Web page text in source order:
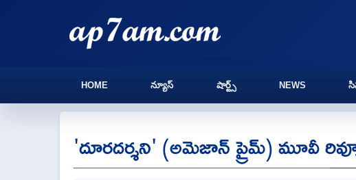
HOME న్యూస్ షార్ట్స్ NEWS
'దూరదర్శని' (అమెజాన్ ప్రైమ్) మూవీ